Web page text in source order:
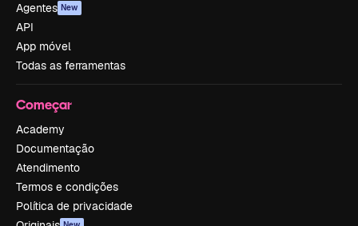
Agentes New
API
App móvel
Todas as ferramentas
Começar
Academy
Documentação
Atendimento
Termos e condições
Política de privacidade